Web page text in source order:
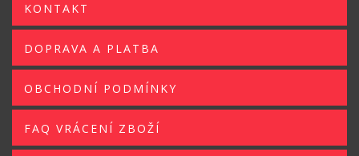
KONTAKT
DOPRAVA A PLATBA
OBCHODNÍ PODMÍNKY
FAQ VRÁCENÍ ZBOŽÍ